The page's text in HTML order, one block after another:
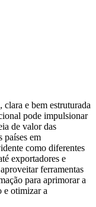
e bem estruturada
pode impulsionar
de valor das
países em
como diferentes
exportadores e
ferramentas
para aprimorar a
e otimizar a